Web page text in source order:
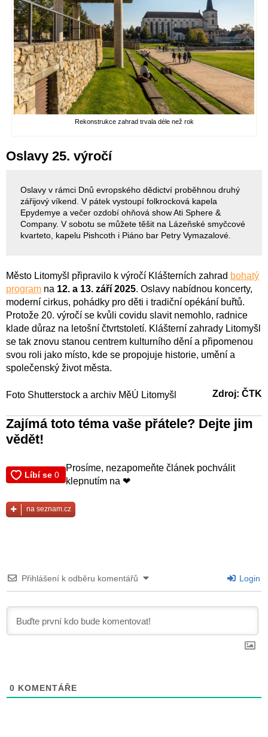
Rekonstrukce zahrad trvala déle než rok
Oslavy 25. výročí
Oslavy v rámci Dnů evropského dědictví proběhnou druhý
zářijový víkend. V pátek vystoupí folkrocková kapela
Epydemye a večer ozdobí ohňová show Ati Sphere &
Company. V sobotu se můžete těšit na Lázeňské smyčcové
kvarteto, kapelu Pishcoth i Piáno bar Petry Vymazalové.
Město Litomyšl připravilo k výročí Klášterních zahrad bohatý
program na 12. a 13. září 2025. Oslavy nabídnou koncerty,
moderní cirkus, pohádky pro děti i tradiční opékání buřtů.
Protože 20. výročí se kvůli covidu slavit nemohlo, radnice
klade důraz na letošní čtvrtstoletí. Klášterní zahrady Litomyšl
se tak znovu stanou centrem kulturního dění a připomenou
svou roli jako místo, kde se propojuje historie, umění a
společenský život města.
Foto Shutterstock a archiv MěÚ Litomyšl Zdroj: ČTK
Zajímá toto téma vaše přátele? Dejte jim
vědět!
Prosíme, nezapomeňte článek pochválit
klepnutím na ❤
na seznam.cz
Přihlášení k odběru komentářů Login
0 KOMENTÁŘE